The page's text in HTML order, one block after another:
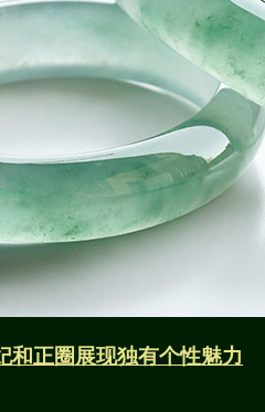
和正圈展现独有个性魅力